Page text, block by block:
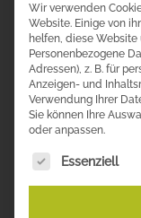
Wir verwenden
Website. Einige von
helfen, diese Website
Personenbezogene
Adressen), z. B. für
Anzeigen- und
Verwendung Ihrer
Sie können Ihre
oder anpassen.
Es folgt eine
Essenziell